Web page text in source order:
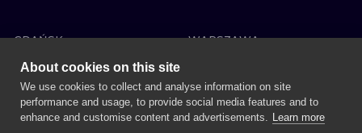
GDAŃSK
WARSZAWA
POZNAŃ
KATOWICE
WROCŁAW
ŁÓDŹ
BERLIN
About cookies on this site
We use cookies to collect and analyse information on site
performance and usage, to provide social media features and to
enhance and customise content and advertisements. Learn more